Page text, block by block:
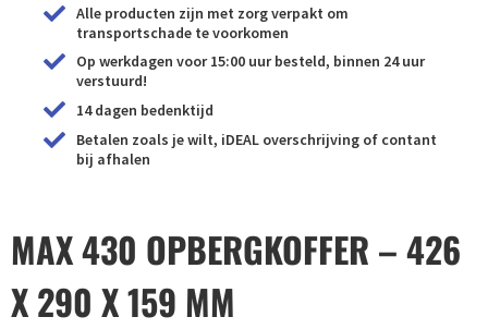
Alle producten zijn met zorg verpakt om
transportschade te voorkomen
Op werkdagen voor 15:00 uur besteld, binnen 24 uur
verstuurd!
14 dagen bedenktijd
Betalen zoals je wilt, iDEAL overschrijving of contant
bij afhalen
MAX 430 OPBERGKOFFER – 426
X 290 X 159 MM